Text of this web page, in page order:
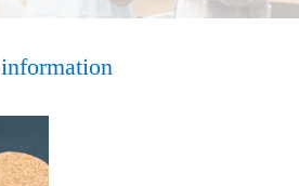
information